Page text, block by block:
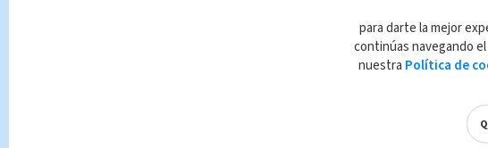
Iniesta, de 33 años, dijo el viernes que
gloriosos y los aficionados del
con una pancarta que decía "Gracias
amigo" en el partido ante Las Palmas,
para darte la mejor
continúas navegando
nuestra Política de